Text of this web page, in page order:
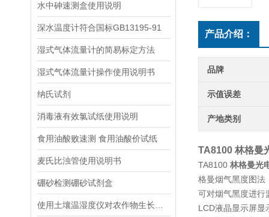
水中砷速测盒使用说明
深水温度计符合国标GB13195-91
湿式气体流量计的简易标定方法
湿式气体流量计操作使用说明书
纳氏试剂
消毒液有效氯试纸使用说明
食用油酸败速测 食用油酸价试纸
麦氏比浊管使用说明书
硼砂检测硼砂试剂盒
产品介绍：
品牌
示值误差
产地类别
TA8100 林格曼
TA8100 林格曼光
格曼烟气黑度图法
可对烟气黑度进行
LCD液晶显示屏显